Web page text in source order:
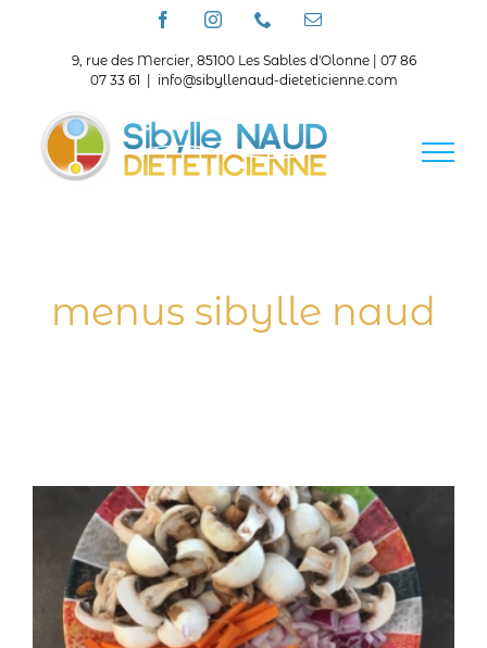
FacebookInstagramTéléphoneEmail
9, rue des Mercier, 85100 Les Sables d'Olonne | 07 86
07 33 61
info@sibyllenaud-dieteticienne.com
menus sibylle naud